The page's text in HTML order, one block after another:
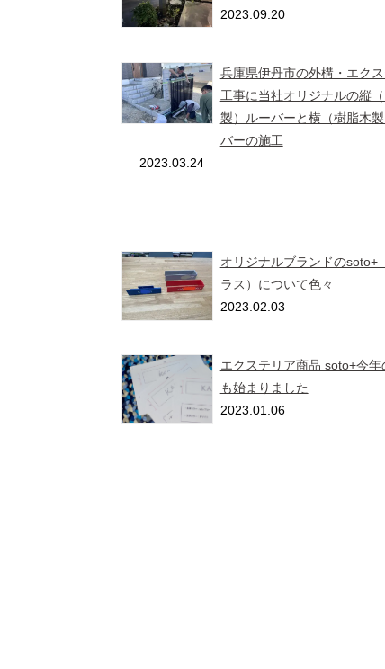
2023.09.20
兵庫県伊丹市の外構・エク
工事に当社オリジナルの縦（
製）ルーバーと横（樹脂木
バーの施工
2023.03.24
オリジナルブランドのsoto+
ラス）について色々
2023.02.03
エクステリア商品 soto+今年
も始まりました
2023.01.06